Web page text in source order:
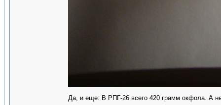
Да, и еще: В РПГ-26 всего 420 грамм окфола. А